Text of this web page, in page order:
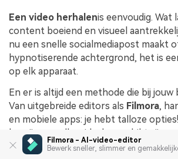
Filmora - AI-video-editor
Bewerk sneller, slimmer en
Een video herhalenis eenvoudig. Wat
content boeiend en visueel
nu een snelle socialmediapost maakt
hypnotiserende achtergrond, het is
op elk apparaat.
En er is altijd een methode die bij
Van uitgebreide editors als Fil mora,
en mobiele apps: je hebt talloze
begrijpen welke video's geschikt zijn
tips toe te passen voor naadloze